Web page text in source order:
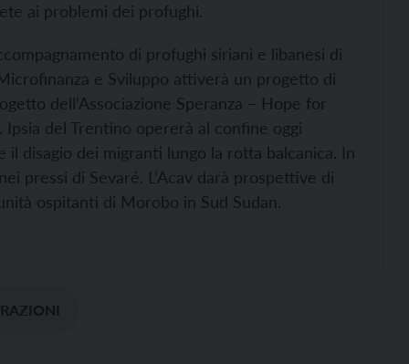
ai problemi dei profughi.
di profughi siriani e libanesi di
e Sviluppo attiverà un progetto di
dell’Associazione Speranza – Hope for
del Trentino opererà al confine oggi
disagio dei migranti lungo la rotta balcanica. In
pressi di Sevaré. L’Acav darà prospettive di
ospitanti di Morobo in Sud Sudan.